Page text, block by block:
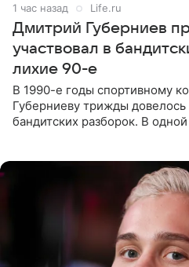
1 час назад Life.ru
Дмитрий Губерниев
участвовал в
лихие 90-е
В 1990-е годы спортивному
Губерниеву трижды довелось
бандитских разборок. В